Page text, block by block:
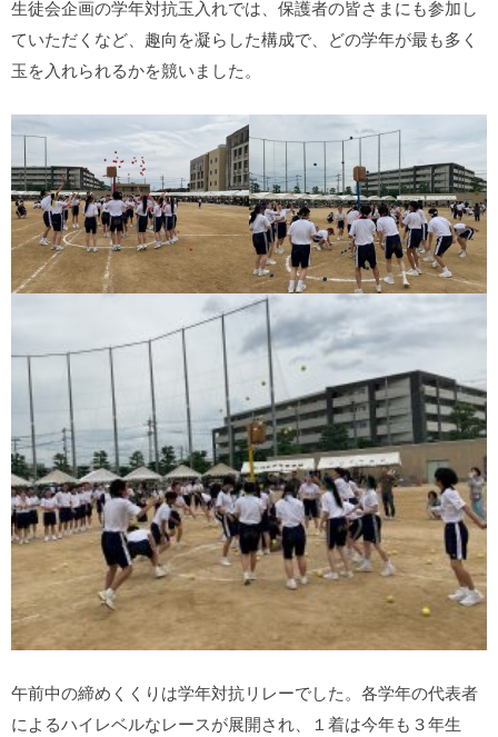
生徒会企画の学年対抗玉入れでは、保護者の皆さまにも参加し
ていただくなど、趣向を凝らした構成で、どの学年が最も多く
玉を入れられるかを競いました。
午前中の締めくくりは学年対抗リレーでした。各学年の代表者
によるハイレベルなレースが展開され、１着は今年も３年生